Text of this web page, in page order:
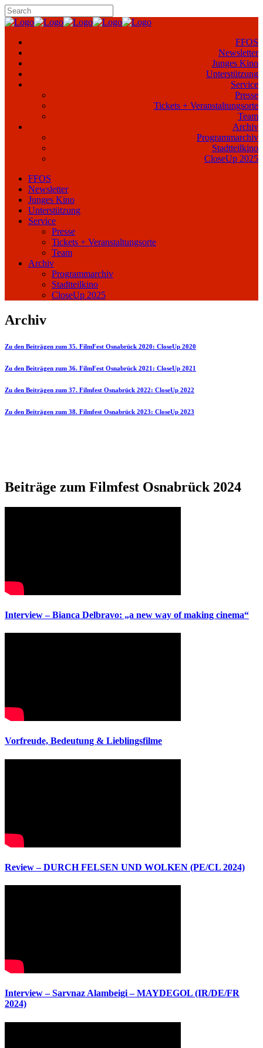
FFOS
Newsletter
Junges Kino
Unterstützung
Service
Presse
Tickets + Veranstaltungsorte
Team
Archiv
Programmarchiv
Stadtteilkino
CloseUp 2025
FFOS
Newsletter
Junges Kino
Unterstützung
Service
Presse
Tickets + Veranstaltungsorte
Team
Archiv
Programmarchiv
Stadtteilkino
CloseUp 2025
Archiv
Zu den Beiträgen zum 35. FilmFest Osnabrück 2020: CloseUp 2020
Zu den Beiträgen zum 36. FilmFest Osnabrück 2021: CloseUp 2021
Zu den Beiträgen zum 37. Filmfest Osnabrück 2022: CloseUp 2022
Zu den Beiträgen zum 38. Filmfest Osnabrück 2023: CloseUp 2023
Beiträge zum Filmfest Osnabrück 2024
Interview – Bianca Delbravo: „a new way of making cinema“
Vorfreude, Bedeutung & Lieblingsfilme
Review – DURCH FELSEN UND WOLKEN (PE/CL 2024)
Interview – Sarvnaz Alambeigi – MAYDEGOL (IR/DE/FR
2024)